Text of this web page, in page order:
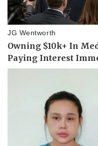
Lịch thi đấu bóng đá
Thế giới thể thao
Hậu trường